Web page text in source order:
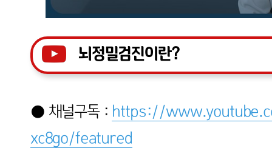
뇌정밀검진이란?
● 채널구독 : https://
xc8go/featured